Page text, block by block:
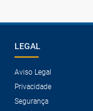
LEGAL
Aviso Legal
Privacidade
Segurança